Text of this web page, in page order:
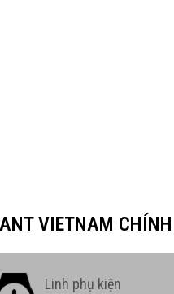
VIETNAM
Linh phụ kiện